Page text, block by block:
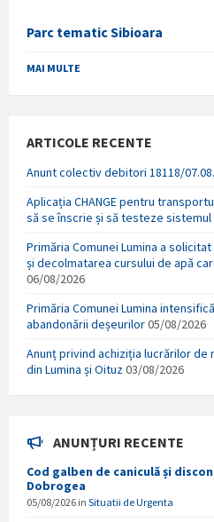
Parc tematic Sibioara
MAI MULTE
ARTICOLE RECENTE
Anunt colectiv debitori 18118/
Aplicația CHANGE pentru
să se înscrie și să testeze
Primăria Comunei Lumina a
și decolmatarea cursului de apă
06/08/2026
Primăria Comunei Lumina
abandonării deșeurilor05/08/2026
Anunț privind achiziția lucrărilor
din Lumina și Oituz03/08/2026
ANUNȚURI RECENTE
Cod galben de caniculă și
Dobrogea
05/08/2026 in Situatii de Urgenta